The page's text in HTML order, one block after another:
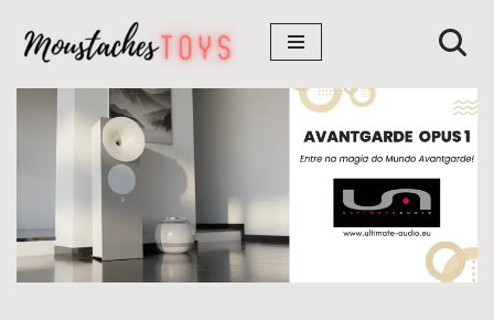
Avançar
para
conteúdo